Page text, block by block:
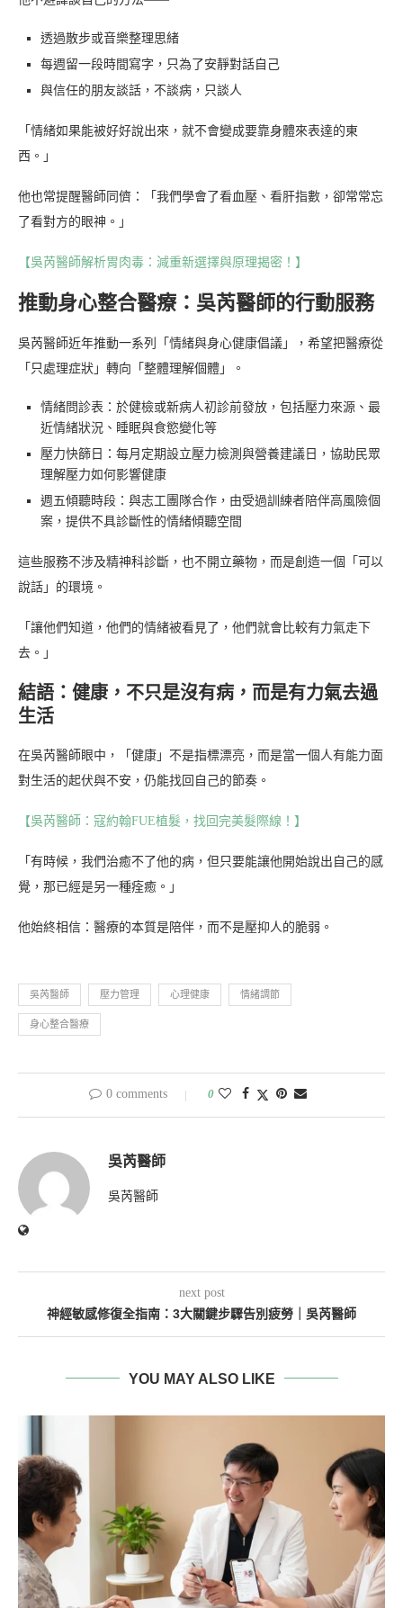
透過散步或音樂整理思緒
每週留一段時間寫字，只為了安靜對話自己
與信任的朋友談話，不談病，只談人
「情緒如果能被好好說出來，就不會變成要靠身體來表達的東
西。」
他也常提醒醫師同儕：「我們學會了看血壓、看肝指數，卻常常忘
了看對方的眼神。」
【吳芮醫師解析胃肉毒：減重新選擇與原理揭密！】
推動身心整合醫療：吳芮醫師的行動服務
吳芮醫師近年推動一系列「情緒與身心健康倡議」，希望把醫療從
「只處理症狀」轉向「整體理解個體」。
情緒問診表：於健檢或新病人初診前發放，包括壓力來源、最
近情緒狀況、睡眠與食慾變化等
壓力快篩日：每月定期設立壓力檢測與營養建議日，協助民眾
理解壓力如何影響健康
週五傾聽時段：與志工團隊合作，由受過訓練者陪伴高風險個
案，提供不具診斷性的情緒傾聽空間
這些服務不涉及精神科診斷，也不開立藥物，而是創造一個「可以
說話」的環境。
「讓他們知道，他們的情緒被看見了，他們就會比較有力氣走下
去。」
結語：健康，不只是沒有病，而是有力氣去過
生活
在吳芮醫師眼中，「健康」不是指標漂亮，而是當一個人有能力面
對生活的起伏與不安，仍能找回自己的節奏。
【吳芮醫師：寇約翰FUE植髮，找回完美髮際線！】
「有時候，我們治癒不了他的病，但只要能讓他開始說出自己的感
覺，那已經是另一種痊癒。」
他始終相信：醫療的本質是陪伴，而不是壓抑人的脆弱。
吳芮醫師 壓力管理 心理健康 情緒調節
身心整合醫療
0 comments 0
吳芮醫師
吳芮醫師
next post
神經敏感修復全指南：3大關鍵步驟告別疲勞｜吳芮醫師
YOU MAY ALSO LIKE